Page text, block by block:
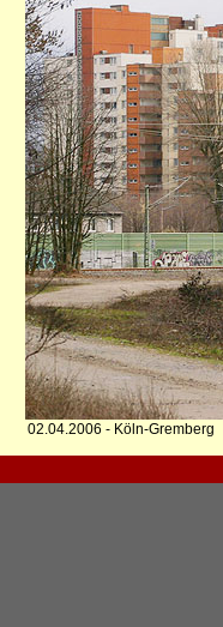
02.04.2006 - Köln-Gremberg